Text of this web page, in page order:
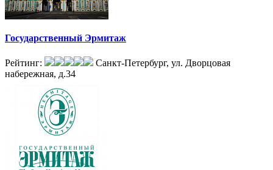
Государственный Эрмитаж
Рейтинг:
Санкт-Петербург, ул. Дворцовая
набережная, д.34